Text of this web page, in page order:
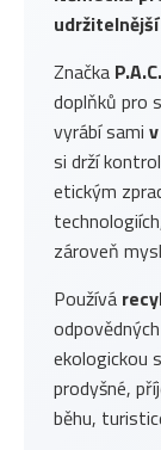
Značka P.A.C.
doplňků pro
vyrábí sami
si drží
etickým
zároveň
Používá
ekologickou
prodyšné,
běhu,